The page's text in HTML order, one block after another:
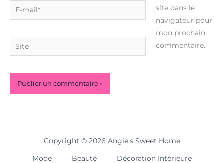
E-
mail*
Site
site dans le
navigateur pour
mon prochain
commentaire.
Copyright © 2026 Angie's Sweet Home
Mode Beauté Décoration Intérieure